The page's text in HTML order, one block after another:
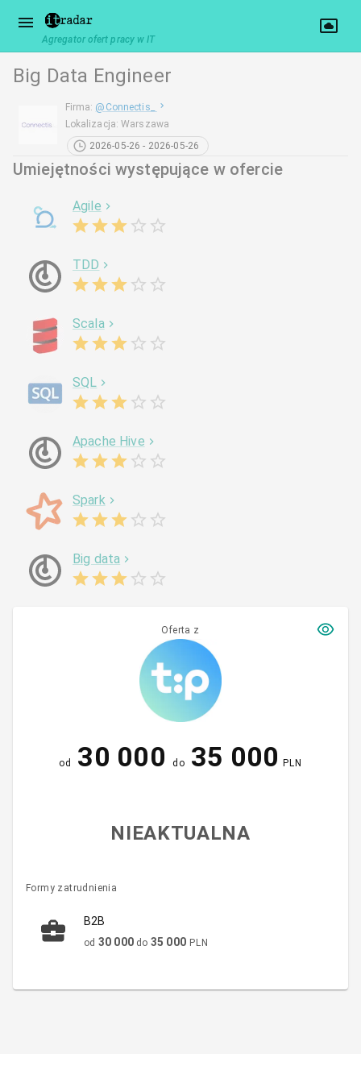
Agregator ofert pracy w IT
Big Data Engineer
Firma: @ Connectis_
Lokalizacja:Warszawa
2026-05-26 - 2026-05-26
Umiejętności występujące w ofercie
Agile
TDD
Scala
SQL
Apache Hive
Spark
Big data
Oferta z
od 30 000 do 35 000 PLN
NIEAKTUALNA
Formy zatrudnienia
B2B
od 30 000 do 35 000 PLN